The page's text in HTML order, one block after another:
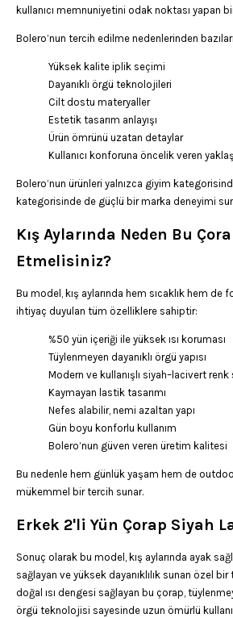
kullanıcı memnuniyetini odak noktası yapan
Bolero’nun tercih edilme nedenlerinden
Yüksek kalite iplik seçimi
Dayanıklı örgü teknolojileri
Cilt dostu materyaller
Estetik tasarım anlayışı
Ürün ömrünü uzatan detaylar
Kullanıcı konforuna öncelik veren
Bolero’nun ürünleri yalnızca giyim
kategorisinde de güçlü bir marka deneyimi
Kış Aylarında Neden Bu
Etmelisiniz?
Bu model, kış aylarında hem sıcaklık hem de
ihtiyaç duyulan tüm özelliklere sahiptir:
%50 yün içeriği ile yüksek ısı koruması
Tüylenmeyen dayanıklı örgü yapısı
Modern ve kullanışlı siyah–lacivert renk
Kaymayan lastik tasarımı
Nefes alabilir, nemi azaltan yapı
Gün boyu konforlu kullanım
Bolero’nun güven veren üretim kalitesi
Bu nedenle hem günlük yaşam hem de
mükemmel bir tercih sunar.
Erkek 2'li Yün Çorap Siyah
Sonuç olarak bu model, kış aylarında ayak
sağlayan ve yüksek dayanıklılık sunan özel bir
doğal ısı dengesi sağlayan bu çorap,
örgü teknolojisi sayesinde uzun ömürlü